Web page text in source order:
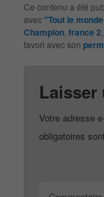
Ce contenu a été
avec"Tout le
Champion ,france 2
favori avec son
Laisser
Votre adresse
obligatoires